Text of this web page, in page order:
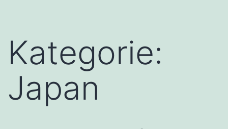
Kategorie:
Japan